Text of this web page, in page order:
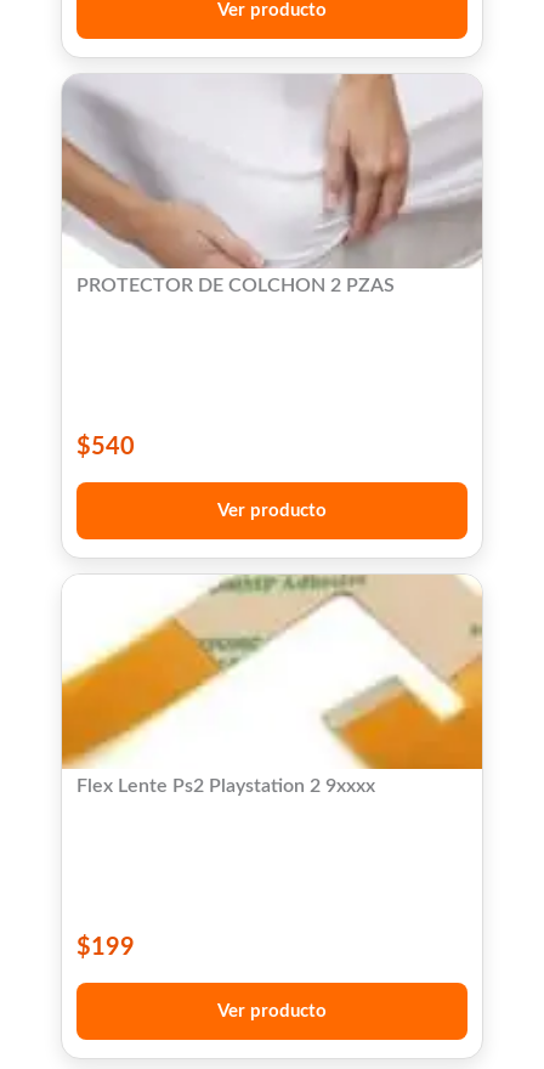
Ver producto
PROTECTOR DE COLCHON 2 PZAS
$540
Ver producto
Flex Lente Ps2 Playstation 2 9xxxx
$199
Ver producto